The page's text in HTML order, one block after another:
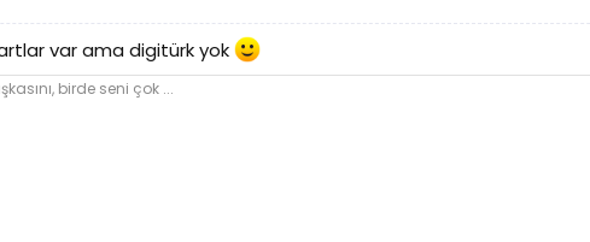
var ama digitürk yok
birde seni çok ...